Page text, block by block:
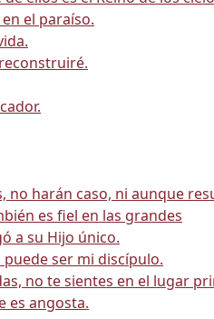
el paraíso.
no harán caso, ni aunque
es fiel en las grandes
a su Hijo único.
ser mi discípulo.
no te sientes en el lugar
es angosta.